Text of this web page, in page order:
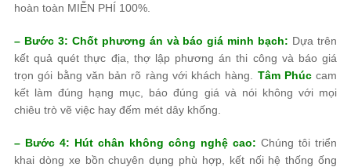
hoàn toàn MIỄN PHÍ 100%.
– Bước 3: Chốt phương án và báo giá minh bạch: Dựa trên
kết quả quét thực địa, thợ lập phương án thi công và báo giá
trọn gói bằng văn bản rõ ràng với khách hàng. Tâm Phúccam
kết làm đúng hạng mục, báo đúng giá và nói không với mọi
chiêu trò vẽ việc hay đếm mét dây khống.
– Bước 4: Hút chân không công nghệ cao: Chúng tôi triển
khai dòng xe bồn chuyên dụng phù hợp, kết nối hệ thống ống